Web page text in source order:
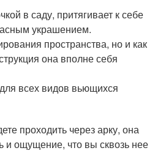
в саду, притягивает к себе
украшением.
пространства, но и как
она вполне себя
всех видов вьющихся
проходить через арку, она
и ощущение, что вы сквозь нее